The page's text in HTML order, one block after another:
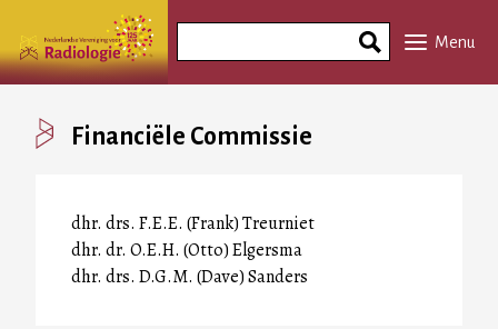
naar
inhoud
Phrase
Menu
Financiële Commissie
dhr. drs. F.E.E. (Frank) Treurniet
dhr. dr. O.E.H. (Otto) Elgersma
dhr. drs. D.G.M. (Dave) Sanders